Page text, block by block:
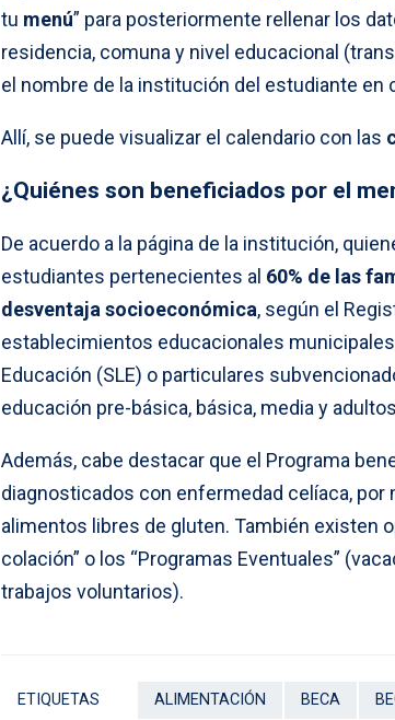
tu menú” para posteriormente rellenar los
residencia, comuna y nivel educacional
el nombre de la institución del estudiante en
Allí, se puede visualizar el calendario con las
¿Quiénes son beneficiados por el
De acuerdo a la página de la institución,
estudiantes pertenecientes al 60% de las
desventaja socioeconómica, según el
establecimientos educacionales
Educación (SLE) o particulares
educación pre-básica, básica, media y
Además, cabe destacar que el Programa
diagnosticados con enfermedad celíaca, por
alimentos libres de gluten. También existen
colación” o los “Programas Eventuales”
trabajos voluntarios).
ETIQUETAS ALIMENTACIÓN BECA